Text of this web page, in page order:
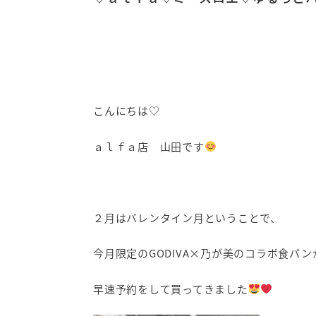
こんにちは♡
ａｌｆａ店 山田です
２月はバレンタイン月ということで、
今月限定のGODIVA×乃が美のコラボ食パン
早速予約をして買ってきました